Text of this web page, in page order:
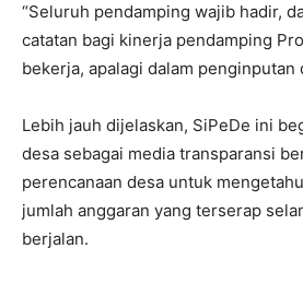
“Seluruh pendamping wajib hadir,
catatan bagi kinerja pendamping
bekerja, apalagi dalam penginputan
Lebih jauh dijelaskan, SiPeDe ini
desa sebagai media transparansi
perencanaan desa untuk
jumlah anggaran yang terserap
berjalan.